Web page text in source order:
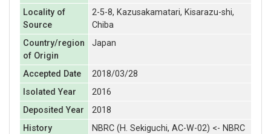
Locality of
Source
2-5-8, Kazusakamatari, Kisarazu-shi,
Chiba
Country/region
of Origin
Japan
Accepted Date
2018/03/28
Isolated Year
2016
Deposited Year
2018
History
NBRC (H. Sekiguchi, AC-W-02) <- NBRC